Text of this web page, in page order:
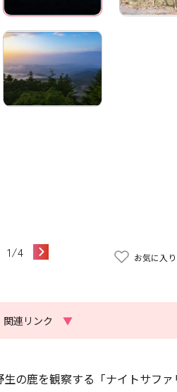
1/4 お気に入り
関連リンク ▼
の鹿を観察する「ナイトサフ